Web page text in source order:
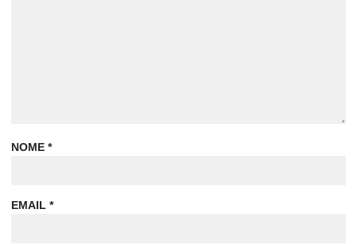
NOME *
EMAIL *